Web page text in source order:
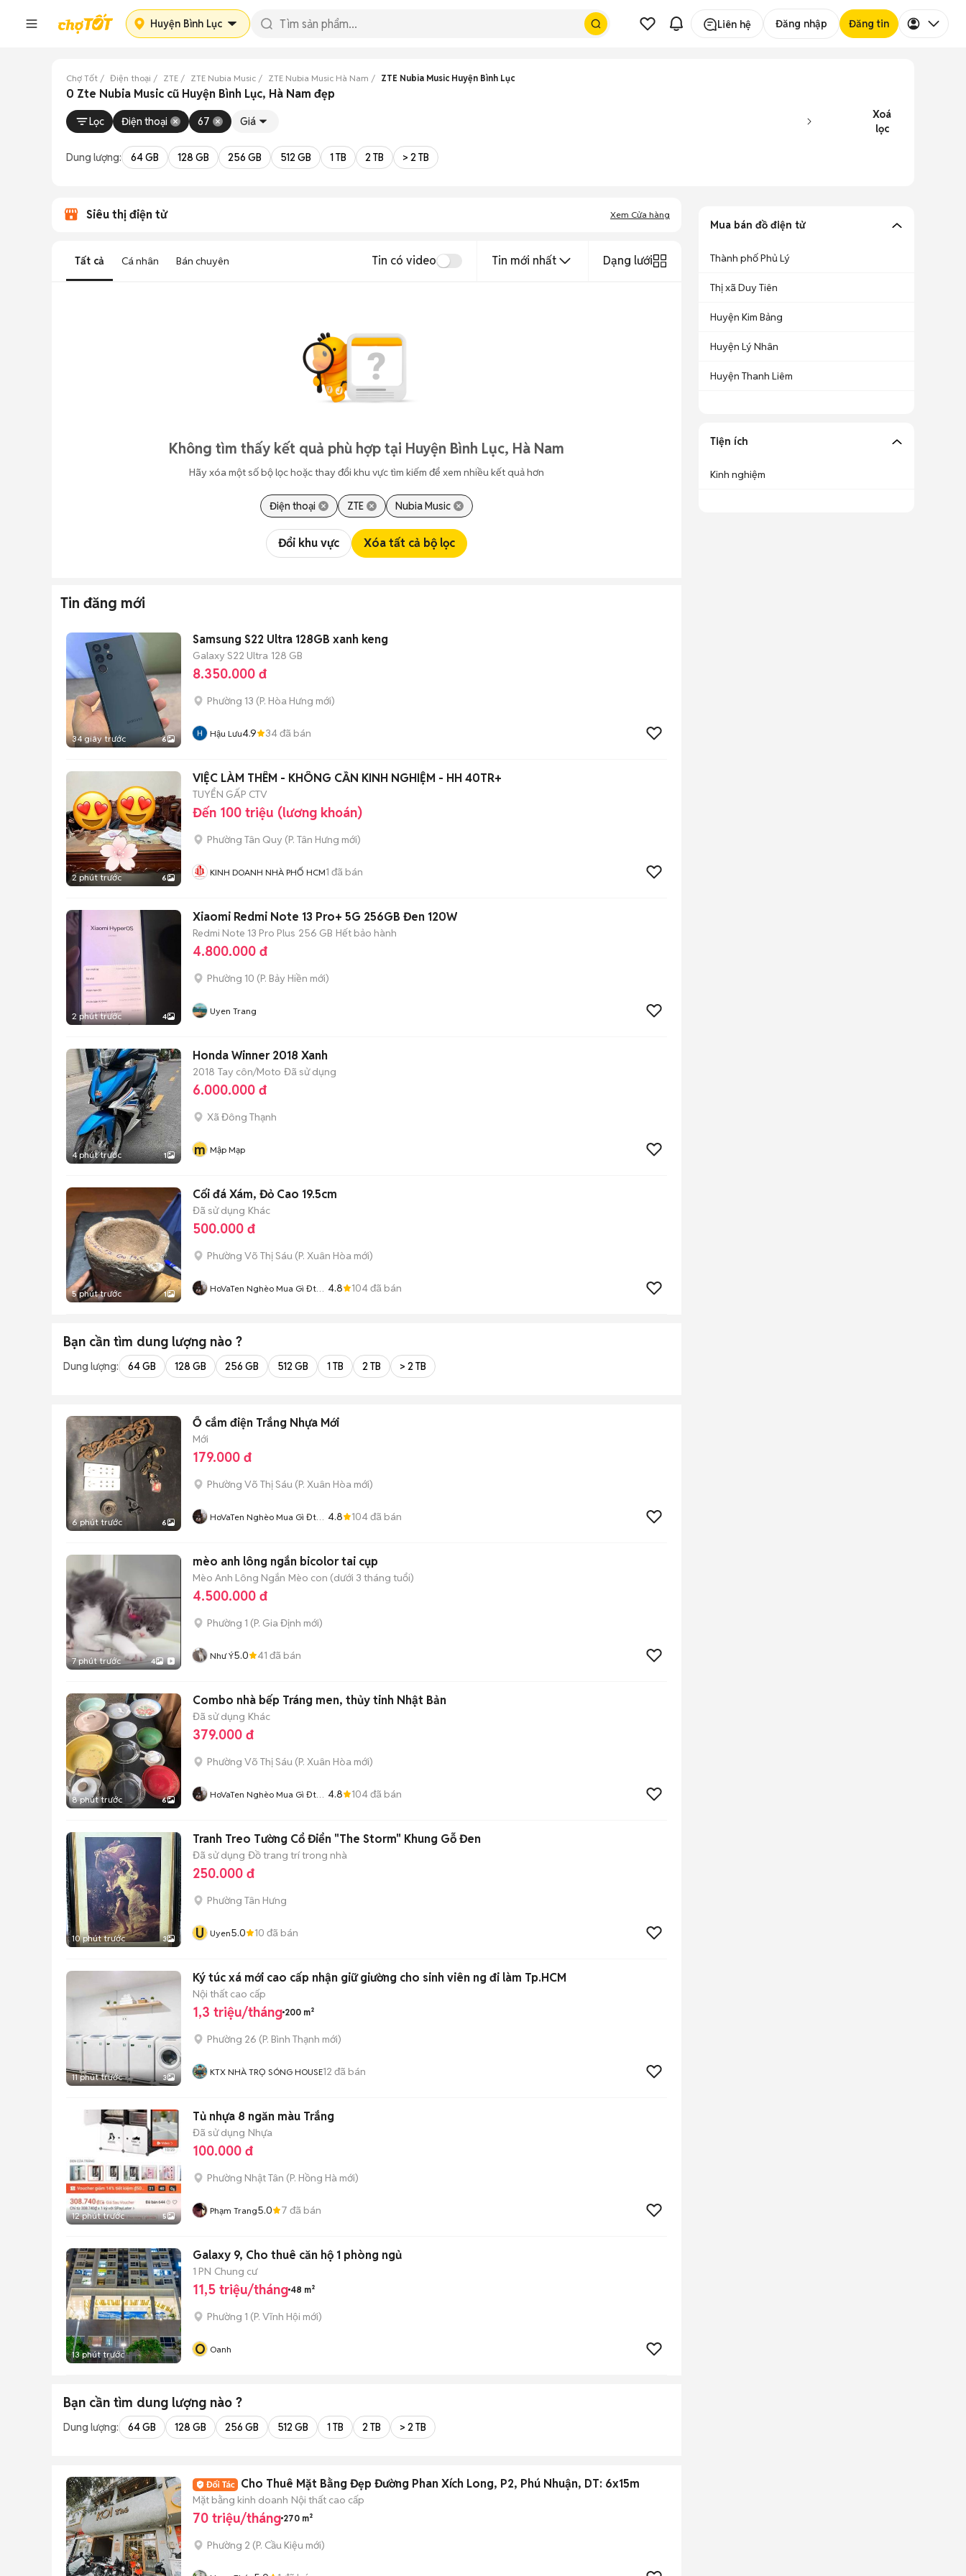
Huyện Bình Lục Liên hệ Đăng nhập Đăng tin
Chợ Tốt Điện thoại ZTE ZTE Nubia Music ZTE Nubia Music Hà Nam ZTE Nubia Music Huyện Bình Lục
0 Zte Nubia Music cũ Huyện Bình Lục, Hà Nam đẹp
Lọc Điện thoại 67 Giá
Xoá
lọc
Dung lượng: 64 GB 128 GB 256 GB 512 GB 1 TB 2 TB > 2 TB
Siêu thị điện tử Xem Cửa hàng
Tất cả Cá nhân Bán chuyên Tin có video Tin mới nhất Dạng lưới
Không tìm thấy kết quả phù hợp tại Huyện Bình Lục, Hà Nam
Hãy xóa một số bộ lọc hoặc thay đổi khu vực tìm kiếm để xem nhiều kết quả hơn
Điện thoại ZTE Nubia Music
Đổi khu vực Xóa tất cả bộ lọc
Tin đăng mới
34 giây trước 6
Samsung S22 Ultra 128GB xanh keng
Galaxy S22 Ultra 128 GB
8.350.000 đ
Phường 13 (P. Hòa Hưng mới)
Hậu Lưu4.9 34đã bán
2 phút trước 6
VIỆC LÀM THÊM - KHÔNG CẦN KINH NGHIỆM - HH 40TR+
TUYỂN GẤP CTV
Đến 100 triệu (lương khoán)
Phường Tân Quy (P. Tân Hưng mới)
KINH DOANH NHÀ PHỐ HCM1 đã bán
2 phút trước 4
Xiaomi Redmi Note 13 Pro+ 5G 256GB Đen 120W
Redmi Note 13 Pro Plus 256 GB Hết bảo hành
4.800.000 đ
Phường 10 (P. Bảy Hiền mới)
Uyen Trang
4 phút trước 1
Honda Winner 2018 Xanh
2018 Tay côn/Moto Đã sử dụng
6.000.000 đ
Xã Đông Thạnh
m Mập Mạp
5 phút trước 1
Cối đá Xám, Đỏ Cao 19.5cm
Đã sử dụng Khác
500.000 đ
Phường Võ Thị Sáu (P. Xuân Hòa mới)
HoVaTen Nghèo Mua Gì Đt
4.8 104đã bán
Bạn cần tìm dung lượng nào ?
Dung lượng: 64 GB 128 GB 256 GB 512 GB 1 TB 2 TB > 2 TB
6 phút trước 6
Ổ cắm điện Trắng Nhựa Mới
Mới
179.000 đ
Phường Võ Thị Sáu (P. Xuân Hòa mới)
HoVaTen Nghèo Mua Gì Đt
4.8 104đã bán
7 phút trước 4
mèo anh lông ngắn bicolor tai cụp
Mèo Anh Lông Ngắn Mèo con (dưới 3 tháng tuổi)
4.500.000 đ
Phường 1 (P. Gia Định mới)
Như Ý5.0 41 đã bán
8 phút trước 6
Combo nhà bếp Tráng men, thủy tinh Nhật Bản
Đã sử dụng Khác
379.000 đ
Phường Võ Thị Sáu (P. Xuân Hòa mới)
HoVaTen Nghèo Mua Gì Đt
4.8 104đã bán
10 phút trước 3
Tranh Treo Tường Cổ Điển "The Storm" Khung Gỗ Đen
Đã sử dụng Đồ trang trí trong nhà
250.000 đ
Phường Tân Hưng
U Uyen5.0 10 đã bán
11 phút trước 3
Ký túc xá mới cao cấp nhận giữ giường cho sinh viên ng đi làm Tp.HCM
Nội thất cao cấp
1,3 triệu/tháng 200 m²
Phường 26 (P. Bình Thạnh mới)
KTX NHÀ TRỌ SÓNG HOUSE12 đã bán
12 phút trước 5
Tủ nhựa 8 ngăn màu Trắng
Đã sử dụng Nhựa
100.000 đ
Phường Nhật Tân (P. Hồng Hà mới)
Phạm Trang5.0 7 đã bán
13 phút trước
Galaxy 9, Cho thuê căn hộ 1 phòng ngủ
1 PN Chung cư
11,5 triệu/tháng 48 m²
Phường 1 (P. Vĩnh Hội mới)
O Oanh
Bạn cần tìm dung lượng nào ?
Dung lượng: 64 GB 128 GB 256 GB 512 GB 1 TB 2 TB > 2 TB
Cho Thuê Mặt Bằng Đẹp Đường Phan Xích Long, P2, Phú Nhuận, DT: 6x15m
Mặt bằng kinh doanh Nội thất cao cấp
70 triệu/tháng 270 m²
Phường 2 (P. Cầu Kiệu mới)
Mua bán đồ điện tử
Thành phố Phủ Lý
Thị xã Duy Tiên
Huyện Kim Bảng
Huyện Lý Nhân
Huyện Thanh Liêm
Tiện ích
Kinh nghiệm